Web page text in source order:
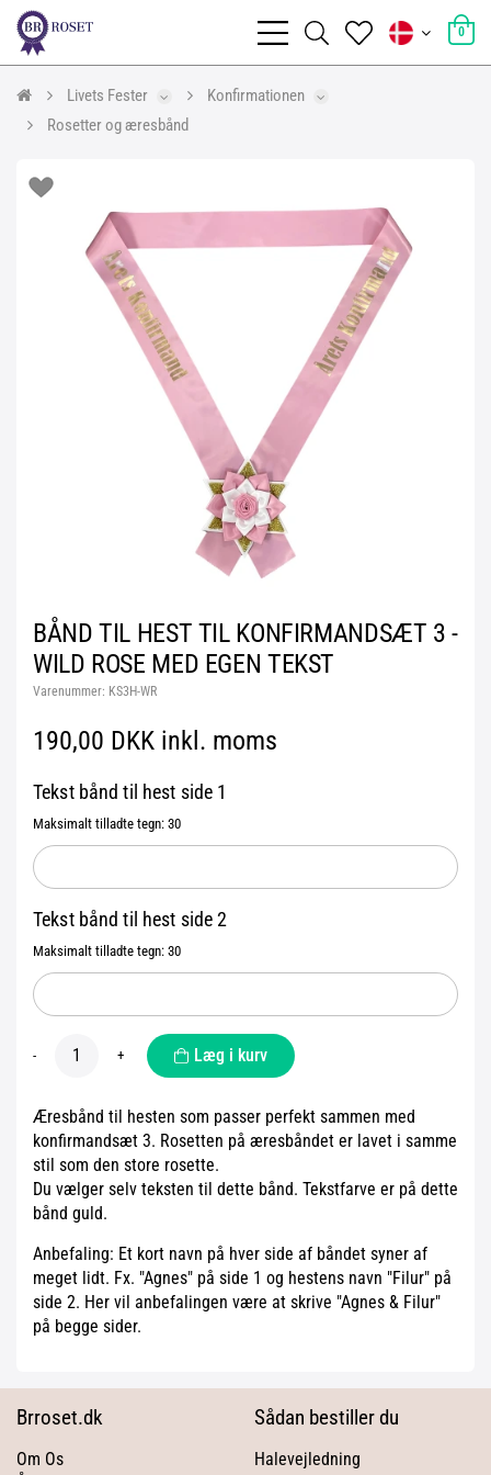
0
Livets Fester
Konfirmationen
Rosetter og æresbånd
BÅND TIL HEST TIL KONFIRMANDSÆT 3 -
WILD ROSE MED EGEN TEKST
Varenummer: KS3H-WR
190,00 DKK inkl. moms
Tekst bånd til hest side 1
Maksimalt tilladte tegn: 30
Tekst bånd til hest side 2
Maksimalt tilladte tegn: 30
- + Læg i kurv
Æresbånd til hesten som passer perfekt sammen med
konfirmandsæt 3. Rosetten på æresbåndet er lavet i samme
stil som den store rosette.
Du vælger selv teksten til dette bånd. Tekstfarve er på dette
bånd guld.
Anbefaling: Et kort navn på hver side af båndet syner af
meget lidt. Fx. "Agnes" på side 1 og hestens navn "Filur" på
side 2. Her vil anbefalingen være at skrive "Agnes & Filur"
på begge sider.
Brroset.dk
Om Os
Sådan bestiller du
Halevejledning